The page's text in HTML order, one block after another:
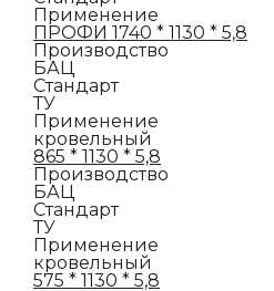
Применение
ПРОФИ 1740 * 1130 * 5,8
Производство
БАЦ
Стандарт
ТУ
Применение
кровельный
865 * 1130 * 5,8
Производство
БАЦ
Стандарт
ТУ
Применение
кровельный
575 * 1130 * 5,8